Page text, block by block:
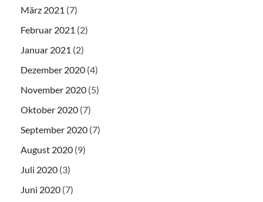
März 2021 (7)
Februar 2021 (2)
Januar 2021 (2)
Dezember 2020 (4)
November 2020 (5)
Oktober 2020 (7)
September 2020 (7)
August 2020 (9)
Juli 2020 (3)
Juni 2020 (7)